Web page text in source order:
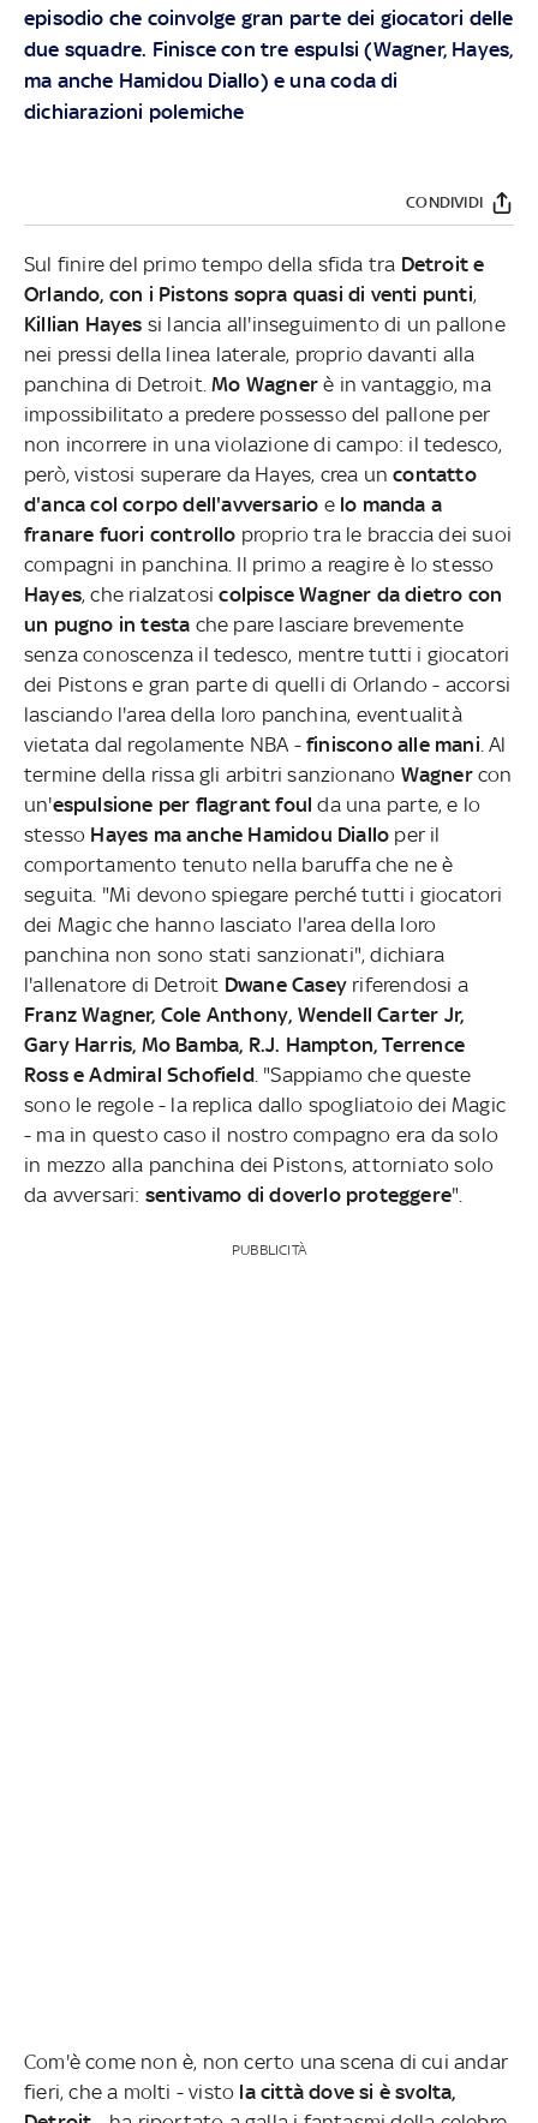
episodio che coinvolge gran parte dei giocatori delle
due squadre. Finisce con tre espulsi (Wagner, Hayes,
ma anche Hamidou Diallo) e una coda di
dichiarazioni polemiche
CONDIVIDI
Sul finire del primo tempo della sfida tra Detroit e
Orlando, con i Pistons sopra quasi di venti punti,
Killian Hayes si lancia all'inseguimento di un pallone
nei pressi della linea laterale, proprio davanti alla
panchina di Detroit.Mo Wagner è in vantaggio, ma
impossibilitato a predere possesso del pallone per
non incorrere in una violazione di campo: il tedesco,
però, vistosi superare da Hayes, crea uncontatto
d'anca col corpo dell'avversario e lo manda a
franare fuori controllo proprio tra le braccia dei suoi
compagni in panchina. Il primo a reagire è lo stesso
Hayes, che rialzatosicolpisce Wagner da dietro con
un pugno in testa che pare lasciare brevemente
senza conoscenza il tedesco, mentre tutti i giocatori
dei Pistons e gran parte di quelli di Orlando - accorsi
lasciando l'area della loro panchina, eventualità
vietata dal regolamente NBA - finiscono alle mani . Al
termine della rissa gli arbitri sanzionano Wagnercon
un'espulsione per flagrant foulda una parte, e lo
stesso Hayes ma anche Hamidou Diallo per il
comportamento tenuto nella baruffa che ne è
seguita. "Mi devono spiegare perché tutti i giocatori
dei Magic che hanno lasciato l'area della loro
panchina non sono stati sanzionati", dichiara
l'allenatore di Detroit Dwane Casey riferendosi a
Franz Wagner, Cole Anthony, Wendell Carter Jr,
Gary Harris, Mo Bamba, R.J. Hampton, Terrence
Ross e Admiral Schofield. "Sappiamo che queste
sono le regole - la replica dallo spogliatoio dei Magic
- ma in questo caso il nostro compagno era da solo
in mezzo alla panchina dei Pistons, attorniato solo
da avversari: sentivamo di doverlo proteggere".
PUBBLICITÀ
Com'è come non è, non certo una scena di cui andar
fieri, che a molti - visto la città dove si è svolta,